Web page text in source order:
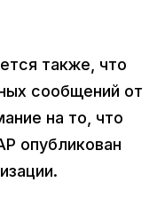
также, что
сообщений от
на то, что
опубликован